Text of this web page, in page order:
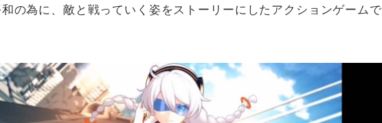
の為に、敵と戦っていく姿をストーリーにしたアクションゲームで